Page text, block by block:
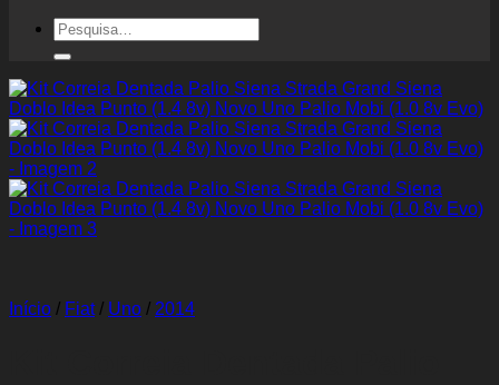
Pesquisar
por:
Início / Fiat / Uno / 2014